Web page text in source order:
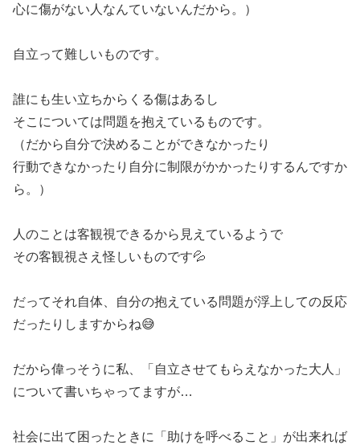
心に傷がない人なんていないんだから。）
自立って難しいものです。
誰にも生い立ちからくる傷はあるし
そこについては問題を抱えているものです。
（だから自分で決めることができなかったり
行動できなかったり自分に制限がかかったりするんですか
ら。）
人のことは客観視できるから見えているようで
その客観視さえ怪しいものです💦
だってそれ自体、自分の抱えている問題が浮上しての反応
だったりしますからね😅
だから偉っそうに私、「自立させてもらえなかった大人」
について書いちゃってますが…
社会に出て困ったときに「助けを呼べること」が出来れば